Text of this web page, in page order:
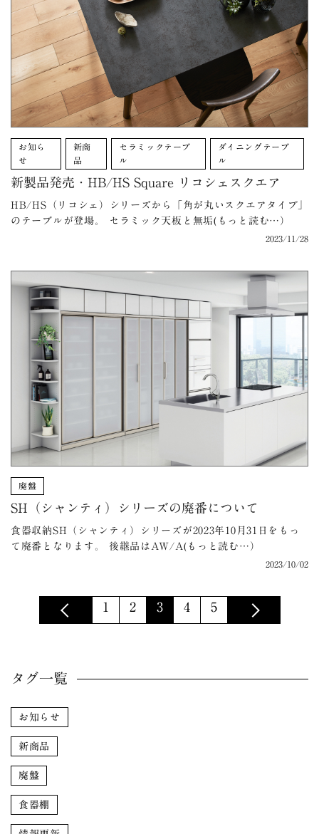
お知ら
せ
新商
品
セラミックテーブ
ル
ダイニングテーブ
ル
新製品発売・HB/HS Square リコシェスクエア
HB/HS（リコシェ）シリーズから「角が丸いスクエアタイプ」
のテーブルが登場。 セラミック天板と無垢(もっと読む…）
2023/11/28
廃盤
SH（シャンティ）シリーズの廃番について
食器収納SH（シャンティ）シリーズが2023年10月31日をもっ
て廃番となります。 後継品はAW/A(もっと読む…）
2023/10/02
1 2 3 4 5
タグ一覧
お知らせ
新商品
廃盤
食器棚